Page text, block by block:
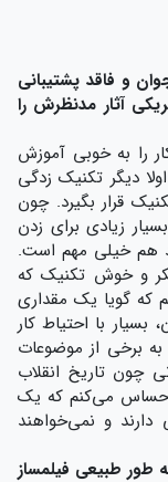
و فاقد پشتیبانی
آثار مدنظرش را
را به خوبی آموزش
دیگر تکنیک زدگی
قرار بگیرد. چون
زیادی برای زدن
هم خیلی مهم است.
و خوش تکنیک که
که گویا یک مقداری
با احتیاط کار
برخی از موضوعات
چون تاریخ انقلاب
که من احساس می‌کنم که یک
دارند و نمی‌خواهند
طور طبیعی فیلمساز